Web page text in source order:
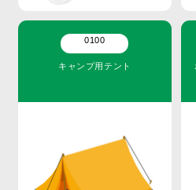
0100
キャンプ用テント